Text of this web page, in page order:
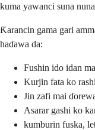
kuma yawanci suna
Ƙarancin gama gari
haɗawa da:
Fushin ido idan
Kurjin fata ko
Jin zafi mai
Asarar gashi ko
kumburin fuska,